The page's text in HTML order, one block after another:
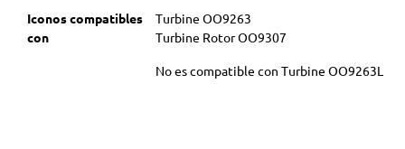
Iconos compatibles
con
Turbine OO9263
Turbine Rotor OO9307
No es compatible con Turbine OO9263L